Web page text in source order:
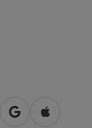
mit
in Googlein Apple